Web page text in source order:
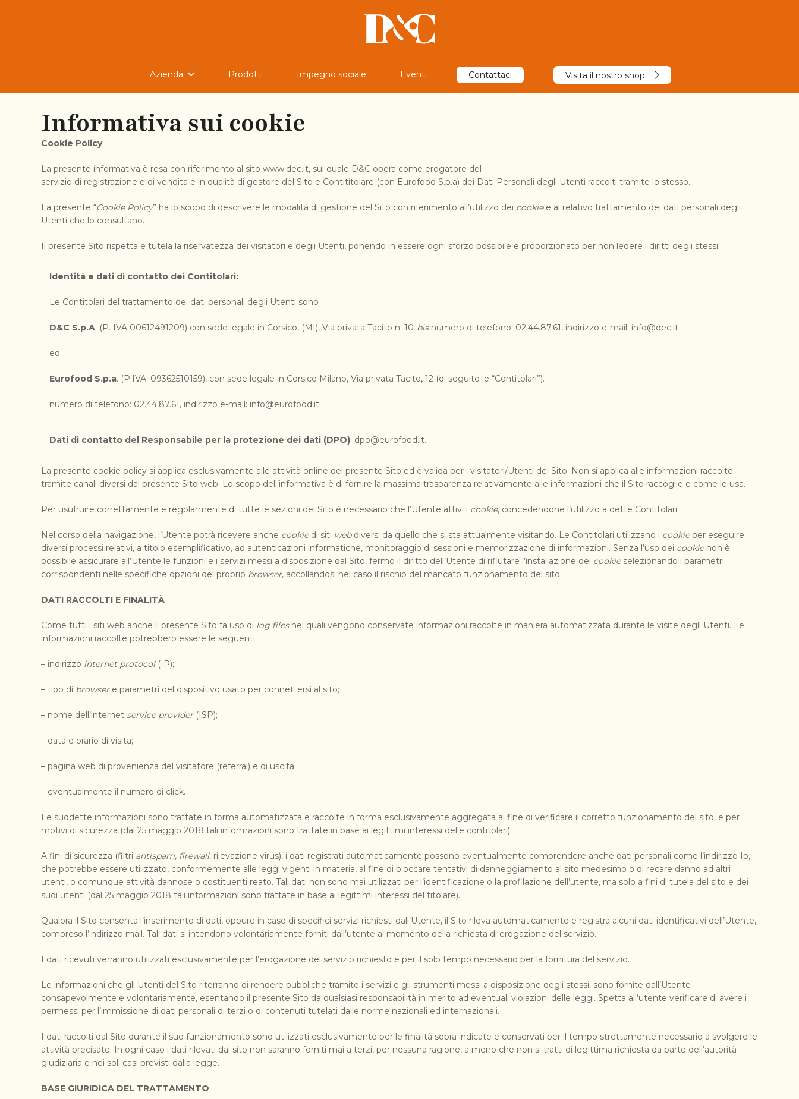
Azienda Prodotti Impegno sociale Eventi Contattaci Visita il nostro shop
Informativa sui cookie
Cookie Policy
La presente informativa è resa con riferimento al sito www.dec.it, sul quale D&C opera come erogatore del
servizio di registrazione e di vendita e in qualità di gestore del Sito e Contititolare (con Eurofood S.p.a) dei Dati Personali degli Utenti raccolti tramite lo stesso.
La presente “Cookie Policy” ha lo scopo di descrivere le modalità di gestione del Sito con riferimento all’utilizzo dei cookiee al relativo trattamento dei dati personali degli
Utenti che lo consultano.
Il presente Sito rispetta e tutela la riservatezza dei visitatori e degli Utenti, ponendo in essere ogni sforzo possibile e proporzionato per non ledere i diritti degli stessi.
Identità e dati di contatto dei Contitolari:
Le Contitolari del trattamento dei dati personali degli Utenti sono :
D&C S.p.A. (P. IVA 00612491209) con sede legale in Corsico, (MI), Via privata Tacito n. 10-bis numero di telefono: 02.44.87.61, indirizzo e-mail: info@dec.it
ed
Eurofood S.p.a. (P.IVA: 09362510159), con sede legale in Corsico Milano, Via privata Tacito, 12 (di seguito le “Contitolari”).
numero di telefono: 02.44.87.61, indirizzo e-mail: info@eurofood.it
Dati di contatto del Responsabile per la protezione dei dati (DPO): dpo@eurofood.it.
La presente cookie policy si applica esclusivamente alle attività online del presente Sito ed è valida per i visitatori/Utenti del Sito. Non si applica alle informazioni raccolte
tramite canali diversi dal presente Sito web. Lo scopo dell’informativa è di fornire la massima trasparenza relativamente alle informazioni che il Sito raccoglie e come le usa.
Per usufruire correttamente e regolarmente di tutte le sezioni del Sito è necessario che l’Utente attivi i cookie, concedendone l’utilizzo a dette Contitolari.
Nel corso della navigazione, l’Utente potrà ricevere anche cookiedi siti webdiversi da quello che si sta attualmente visitando. Le Contitolari utilizzano i cookieper eseguire
diversi processi relativi, a titolo esemplificativo, ad autenticazioni informatiche, monitoraggio di sessioni e memorizzazione di informazioni. Senza l’uso dei cookienon è
possibile assicurare all’Utente le funzioni e i servizi messi a disposizione dal Sito, fermo il diritto dell’Utente di rifiutare l’installazione dei cookieselezionando i parametri
corrispondenti nelle specifiche opzioni del proprio browser, accollandosi nel caso il rischio del mancato funzionamento del sito.
DATI RACCOLTI E FINALITÀ
Come tutti i siti web anche il presente Sito fa uso di log filesnei quali vengono conservate informazioni raccolte in maniera automatizzata durante le visite degli Utenti. Le
informazioni raccolte potrebbero essere le seguenti:
– indirizzo internet protocol (IP);
– tipo di browser e parametri del dispositivo usato per connettersi al sito;
– nome dell’internet service provider(ISP);
– data e orario di visita;
– pagina web di provenienza del visitatore (referral) e di uscita;
– eventualmente il numero di click.
Le suddette informazioni sono trattate in forma automatizzata e raccolte in forma esclusivamente aggregata al fine di verificare il corretto funzionamento del sito, e per
motivi di sicurezza (dal 25 maggio 2018 tali informazioni sono trattate in base ai legittimi interessi delle contitolari).
A fini di sicurezza (filtri antispam, firewall, rilevazione virus), i dati registrati automaticamente possono eventualmente comprendere anche dati personali come l’indirizzo Ip,
che potrebbe essere utilizzato, conformemente alle leggi vigenti in materia, al fine di bloccare tentativi di danneggiamento al sito medesimo o di recare danno ad altri
utenti, o comunque attività dannose o costituenti reato. Tali dati non sono mai utilizzati per l’identificazione o la profilazione dell’utente, ma solo a fini di tutela del sito e dei
suoi utenti (dal 25 maggio 2018 tali informazioni sono trattate in base ai legittimi interessi del titolare).
Qualora il Sito consenta l’inserimento di dati, oppure in caso di specifici servizi richiesti dall’Utente, il Sito rileva automaticamente e registra alcuni dati identificativi dell’Utente,
compreso l’indirizzo mail. Tali dati si intendono volontariamente forniti dall’utente al momento della richiesta di erogazione del servizio.
I dati ricevuti verranno utilizzati esclusivamente per l’erogazione del servizio richiesto e per il solo tempo necessario per la fornitura del servizio.
Le informazioni che gli Utenti del Sito riterranno di rendere pubbliche tramite i servizi e gli strumenti messi a disposizione degli stessi, sono fornite dall’Utente
consapevolmente e volontariamente, esentando il presente Sito da qualsiasi responsabilità in merito ad eventuali violazioni delle leggi. Spetta all’utente verificare di avere i
permessi per l’immissione di dati personali di terzi o di contenuti tutelati dalle norme nazionali ed internazionali.
I dati raccolti dal Sito durante il suo funzionamento sono utilizzati esclusivamente per le finalità sopra indicate e conservati per il tempo strettamente necessario a svolgere le
attività precisate. In ogni caso i dati rilevati dal sito non saranno forniti mai a terzi, per nessuna ragione, a meno che non si tratti di legittima richiesta da parte dell’autorità
giudiziaria e nei soli casi previsti dalla legge.
BASE GIURIDICA DEL TRATTAMENTO